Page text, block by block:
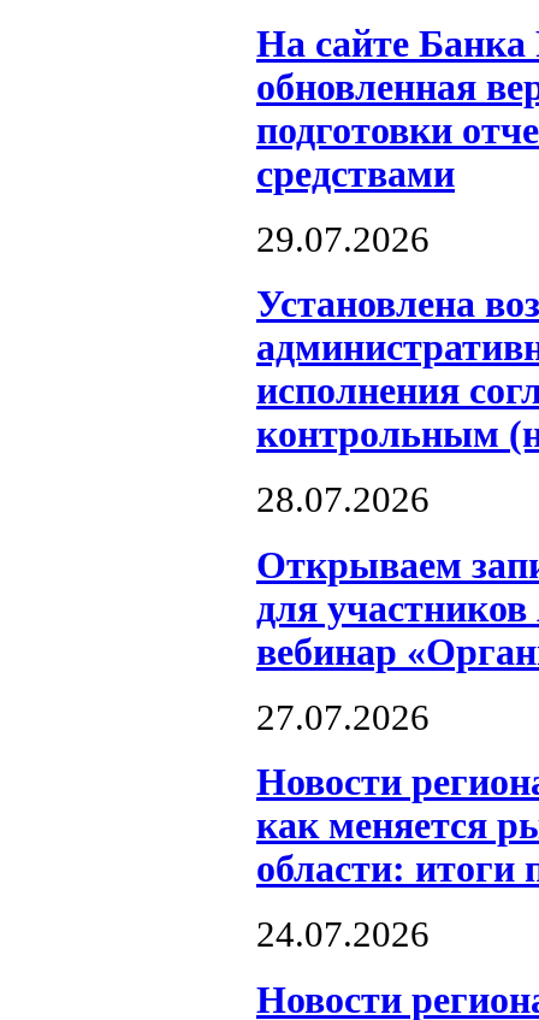
На сайте
обновленная
подготовки
средствами
29.07.2026
Установлена
исполнения
контрольным
28.07.2026
Открываем
для
вебинар
27.07.2026
Новости
как меняется
области: итоги
24.07.2026
Новости